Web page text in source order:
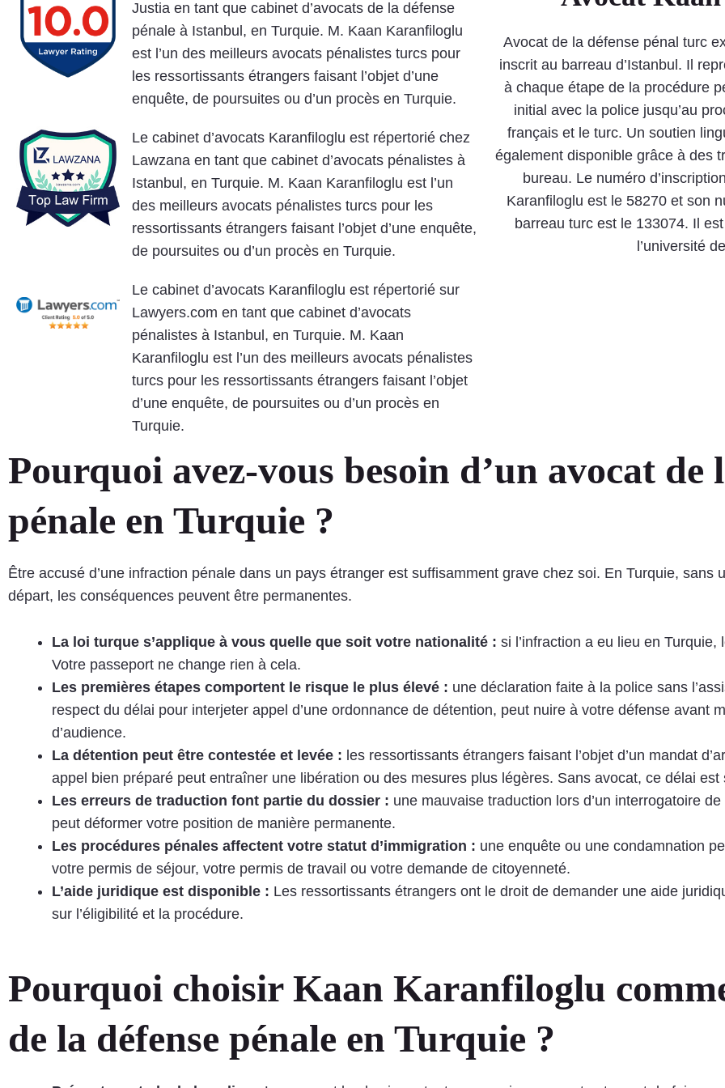
Justia en tant que cabinet d’avocats de la défense
pénale à Istanbul, en Turquie. M. Kaan Karanfiloglu
est l’un des meilleurs avocats pénalistes turcs pour
les ressortissants étrangers faisant l’objet d’une
enquête, de poursuites ou d’un procès en Turquie.
Le cabinet d’avocats Karanfiloglu est répertorié chez
Lawzana en tant que cabinet d’avocats pénalistes à
Istanbul, en Turquie. M. Kaan Karanfiloglu est l’un
des meilleurs avocats pénalistes turcs pour les
ressortissants étrangers faisant l’objet d’une enquête,
de poursuites ou d’un procès en Turquie.
Le cabinet d’avocats Karanfiloglu est répertorié sur
Lawyers.com en tant que cabinet d’avocats
pénalistes à Istanbul, en Turquie. M. Kaan
Karanfiloglu est l’un des meilleurs avocats pénalistes
turcs pour les ressortissants étrangers faisant l’objet
d’une enquête, de poursuites ou d’un procès en
Turquie.
Avocat de la défense pénal turc
inscrit au barreau d’Istanbul. Il
à chaque étape de la procédure
initial avec la police jusqu’au
français et le turc. Un soutien
également disponible grâce à des
bureau. Le numéro
Karanfiloglu est le 58270 et son
barreau turc est le 133074. Il
l’université
Pourquoi avez-vous besoin d’un avocat de
pénale en Turquie ?
Être accusé d’une infraction pénale dans un pays étranger est suffisamment grave chez soi. En Turquie, sans
départ, les conséquences peuvent être permanentes.
La loi turque s’applique à vous quelle que soit votre nationalité : si l’infraction a eu lieu en
Votre passeport ne change rien à cela.
Les premières étapes comportent le risque le plus élevé : une déclaration faite à la police sans
respect du délai pour interjeter appel d’une ordonnance de détention, peut nuire à votre défense avant
d’audience.
La détention peut être contestée et levée : les ressortissants étrangers faisant l’objet d’un mandat
appel bien préparé peut entraîner une libération ou des mesures plus légères. Sans avocat, ce délai
Les erreurs de traduction font partie du dossier : une mauvaise traduction lors d’un interrogatoire
peut déformer votre position de manière permanente.
Les procédures pénales affectent votre statut d’immigration : une enquête ou une condamnation
votre permis de séjour, votre permis de travail ou votre demande de citoyenneté.
L’aide juridique est disponible : Les ressortissants étrangers ont le droit de demander une aide
sur l’éligibilité et la procédure.
Pourquoi choisir Kaan Karanfiloglu
de la défense pénale en Turquie ?